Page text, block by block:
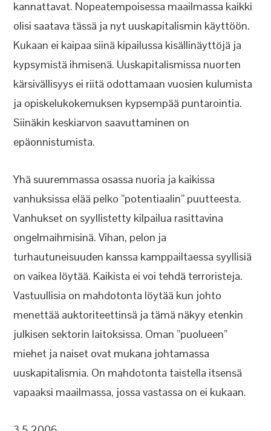
kannattavat. Nopeatempoisessa maailmassa kaikki
olisi saatava tässä ja nyt uuskapitalismin käyttöön.
Kukaan ei kaipaa siinä kipailussa kisällinäyttöjä ja
kypsymistä ihmisenä. Uuskapitalismissa nuorten
kärsivällisyys ei riitä odottamaan vuosien kulumista
ja opiskelukokemuksen kypsempää puntarointia.
Siinäkin keskiarvon saavuttaminen on
epäonnistumista.
Yhä suuremmassa osassa nuoria ja kaikissa
vanhuksissa elää pelko ”potentiaalin” puutteesta.
Vanhukset on syyllistetty kilpailua rasittavina
ongelmaihmisinä. Vihan, pelon ja
turhautuneisuuden kanssa kamppailtaessa syyllisiä
on vaikea löytää. Kaikista ei voi tehdä terroristeja.
Vastuullisia on mahdotonta löytää kun johto
menettää auktoriteettinsä ja tämä näkyy etenkin
julkisen sektorin laitoksissa. Oman ”puolueen”
miehet ja naiset ovat mukana johtamassa
uuskapitalismia. On mahdotonta taistella itsensä
vapaaksi maailmassa, jossa vastassa on ei kukaan.